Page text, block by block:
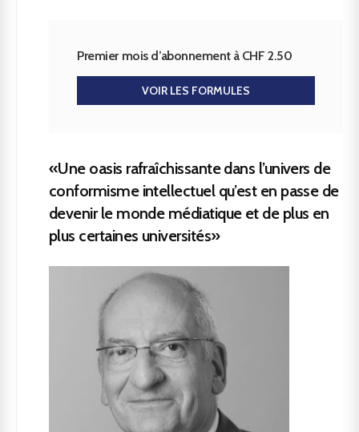
Premier mois d’abonnement à CHF 2.50
VOIR LES FORMULES
«Une oasis rafraîchissante dans l’univers de
conformisme intellectuel qu’est en passe de
devenir le monde médiatique et de plus en
plus certaines universités»